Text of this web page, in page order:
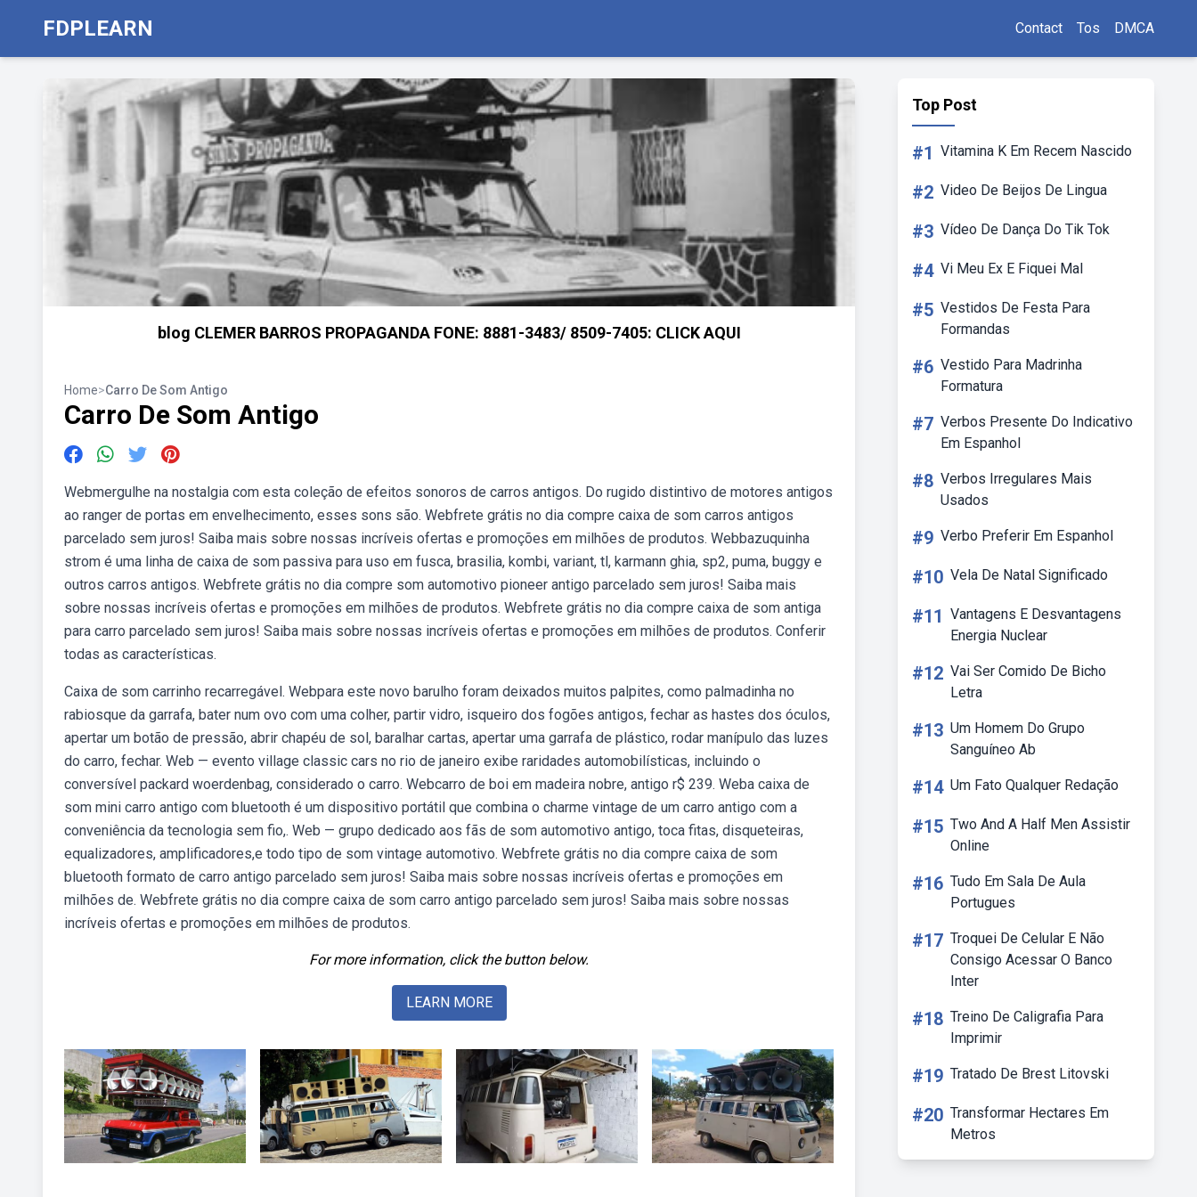
FDPLEARN Contact Tos DMCA
blog CLEMER BARROS PROPAGANDA FONE: 8881-3483/ 8509-7405: CLICK AQUI
Home>Carro De Som Antigo
Carro De Som Antigo
Webmergulhe na nostalgia com esta coleção de efeitos sonoros de carros antigos. Do rugido distintivo de motores antigos
ao ranger de portas em envelhecimento, esses sons são. Webfrete grátis no dia compre caixa de som carros antigos
parcelado sem juros! Saiba mais sobre nossas incríveis ofertas e promoções em milhões de produtos. Webbazuquinha
strom é uma linha de caixa de som passiva para uso em fusca, brasilia, kombi, variant, tl, karmann ghia, sp2, puma, buggy e
outros carros antigos. Webfrete grátis no dia compre som automotivo pioneer antigo parcelado sem juros! Saiba mais
sobre nossas incríveis ofertas e promoções em milhões de produtos. Webfrete grátis no dia compre caixa de som antiga
para carro parcelado sem juros! Saiba mais sobre nossas incríveis ofertas e promoções em milhões de produtos. Conferir
todas as características.
Caixa de som carrinho recarregável. Webpara este novo barulho foram deixados muitos palpites, como palmadinha no
rabiosque da garrafa, bater num ovo com uma colher, partir vidro, isqueiro dos fogões antigos, fechar as hastes dos óculos,
apertar um botão de pressão, abrir chapéu de sol, baralhar cartas, apertar uma garrafa de plástico, rodar manípulo das luzes
do carro, fechar. Web — evento village classic cars no rio de janeiro exibe raridades automobilísticas, incluindo o
conversível packard woerdenbag, considerado o carro. Webcarro de boi em madeira nobre, antigo r$ 239. Weba caixa de
som mini carro antigo com bluetooth é um dispositivo portátil que combina o charme vintage de um carro antigo com a
conveniência da tecnologia sem fio,. Web — grupo dedicado aos fãs de som automotivo antigo, toca fitas, disqueteiras,
equalizadores, amplificadores,e todo tipo de som vintage automotivo. Webfrete grátis no dia compre caixa de som
bluetooth formato de carro antigo parcelado sem juros! Saiba mais sobre nossas incríveis ofertas e promoções em
milhões de. Webfrete grátis no dia compre caixa de som carro antigo parcelado sem juros! Saiba mais sobre nossas
incríveis ofertas e promoções em milhões de produtos.
For more information, click the button below.
LEARN MORE
Top Post
#1 Vitamina K Em Recem Nascido
#2 Video De Beijos De Lingua
#3 Vídeo De Dança Do Tik Tok
#4 Vi Meu Ex E Fiquei Mal
#5 Vestidos De Festa Para
Formandas
#6 Vestido Para Madrinha
Formatura
#7 Verbos Presente Do Indicativo
Em Espanhol
#8 Verbos Irregulares Mais
Usados
#9 Verbo Preferir Em Espanhol
#10 Vela De Natal Significado
#11 Vantagens E Desvantagens
Energia Nuclear
#12 Vai Ser Comido De Bicho
Letra
#13 Um Homem Do Grupo
Sanguíneo Ab
#14 Um Fato Qualquer Redação
#15 Two And A Half Men Assistir
Online
#16 Tudo Em Sala De Aula
Portugues
#17 Troquei De Celular E Não
Consigo Acessar O Banco
Inter
#18 Treino De Caligrafia Para
Imprimir
#19 Tratado De Brest Litovski
#20 Transformar Hectares Em
Metros